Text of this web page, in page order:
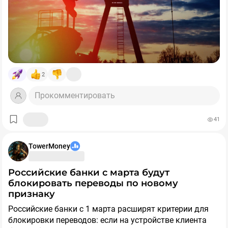
2
Прокомментировать
41
TowerMoney
Российские банки с марта будут
блокировать переводы по новому
признаку
Российские банки с 1 марта расширят критерии для
блокировки переводов: если на устройстве клиента